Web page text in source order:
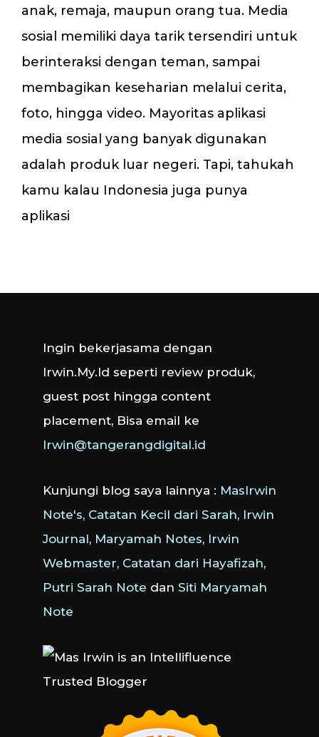
anak, remaja, maupun orang tua. Media
sosial memiliki daya tarik tersendiri untuk
berinteraksi dengan teman, sampai
membagikan keseharian melalui cerita,
foto, hingga video. Mayoritas aplikasi
media sosial yang banyak digunakan
adalah produk luar negeri. Tapi, tahukah
kamu kalau Indonesia juga punya
aplikasi
Ingin bekerjasama dengan
Irwin.My.Id seperti review produk,
guest post hingga content
placement, Bisa email ke
Irwin@tangerangdigital.id
Kunjungi blog saya lainnya : MasIrwin
Note's, Catatan Kecil dari Sarah, Irwin
Journal, Maryamah Notes, Irwin
Webmaster, Catatan dari Hayafizah,
Putri Sarah Note dan Siti Maryamah
Note